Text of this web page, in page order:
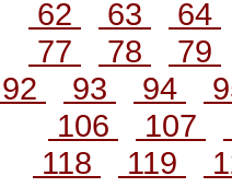
62
63
64
77
78
79
92
93 94
106
107
118
119